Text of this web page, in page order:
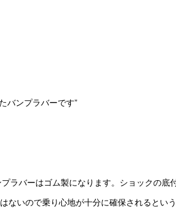
バンプラバーです”
ラバーはゴム製になります。ショックの
いので乗り心地が十分に確保されるという